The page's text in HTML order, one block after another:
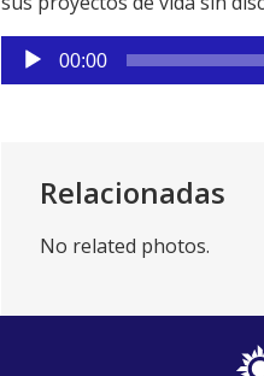
Reproductor
de
00:00
Relacionadas
No related photos.